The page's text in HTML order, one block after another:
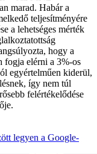
marad. Habár a
teljesítményére
a lehetséges mérték
hogy a
fogja elérni a 3%-os
egyértelműen kiderül,
így nem túl
felértékelődése
legyen a Google-